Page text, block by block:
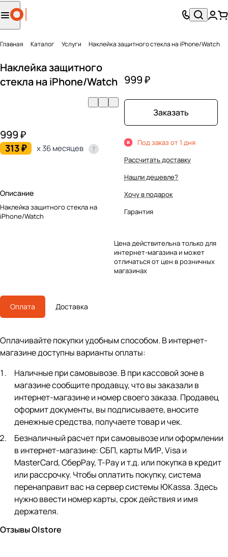
Главная Каталог Услуги Наклейка защитного стекла на iPhone/Watch
Наклейка защитного
стекла на iPhone/Watch
999 ₽
313 ₽ x 36 месяцев
Описание
Наклейка защитного стекла на
iPhone/Watch
999 ₽
Заказать
Под заказ от 1 дня
Рассчитать доставку
Нашли дешевле?
Хочу в подарок
Гарантия
Цена действительна только для
интернет-магазина и может
отличаться от цен в розничных
магазинах
Оплата Доставка
Оплачивайте покупки удобным способом. В интернет-
магазине доступны варианты оплаты:
Наличные при самовывозе. В при кассовой зоне в
магазине сообщите продавцу, что вы заказали в
интернет-магазине и номер своего заказа. Продавец
оформит документы, вы подписываете, вносите
денежные средства, получаете товар и чек.
Безналичный расчет при самовывозе или оформлении
в интернет-магазине: СБП, карты МИР, Visa и
MasterCard, СберPay, Т-Pay и т.д. или покупка в кредит
или рассрочку. Чтобы оплатить покупку, система
перенаправит вас на сервер системы ЮKassa. Здесь
нужно ввести номер карты, срок действия и имя
держателя.
Отзывы O|store